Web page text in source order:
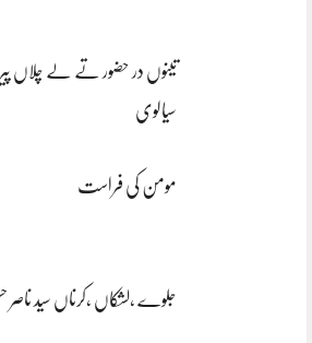
تینوں در حضور تے لے چلاں پیر
سیالوی
مومن کی فراست
جلوے ،لشکاں ،کرناں سید ناصر